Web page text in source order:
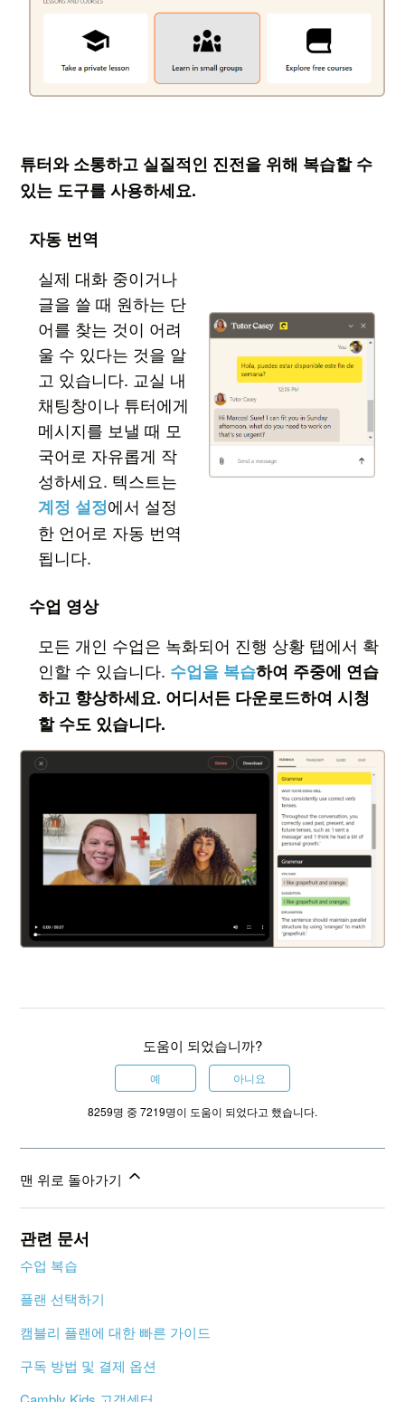
튜터와 소통하고 실질적인 진전을 위해 복습할 수
있는 도구를 사용하세요.
자동 번역
실제 대화 중이거나
글을 쓸 때 원하는 단
어를 찾는 것이 어려
울 수 있다는 것을 알
고 있습니다. 교실 내
채팅창이나 튜터에게
메시지를 보낼 때 모
국어로 자유롭게 작
성하세요. 텍스트는
계정 설정에서 설정
한 언어로 자동 번역
됩니다.
수업 영상
모든 개인 수업은 녹화되어 진행 상황 탭에서 확
인할 수 있습니다. 수업을 복습하여 주중에 연습
하고 향상하세요. 어디서든 다운로드하여 시청
할 수도 있습니다.
도움이 되었습니까?
예 아니요
8259명 중 7219명이 도움이 되었다고 했습니다.
맨 위로 돌아가기
관련 문서
수업 복습
플랜 선택하기
캠블리 플랜에 대한 빠른 가이드
구독 방법 및 결제 옵션